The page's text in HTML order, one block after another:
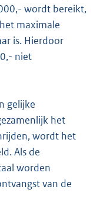
wordt bereikt,
maximale
is. Hierdoor
niet
gelijke
het
wordt het
Als de
worden
van de